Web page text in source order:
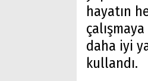
hayatın
daha iyi
kullandı.